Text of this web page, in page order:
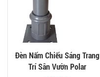
Đèn Nấm Chiếu Sáng Trang
Trí Sân Vườn Polar